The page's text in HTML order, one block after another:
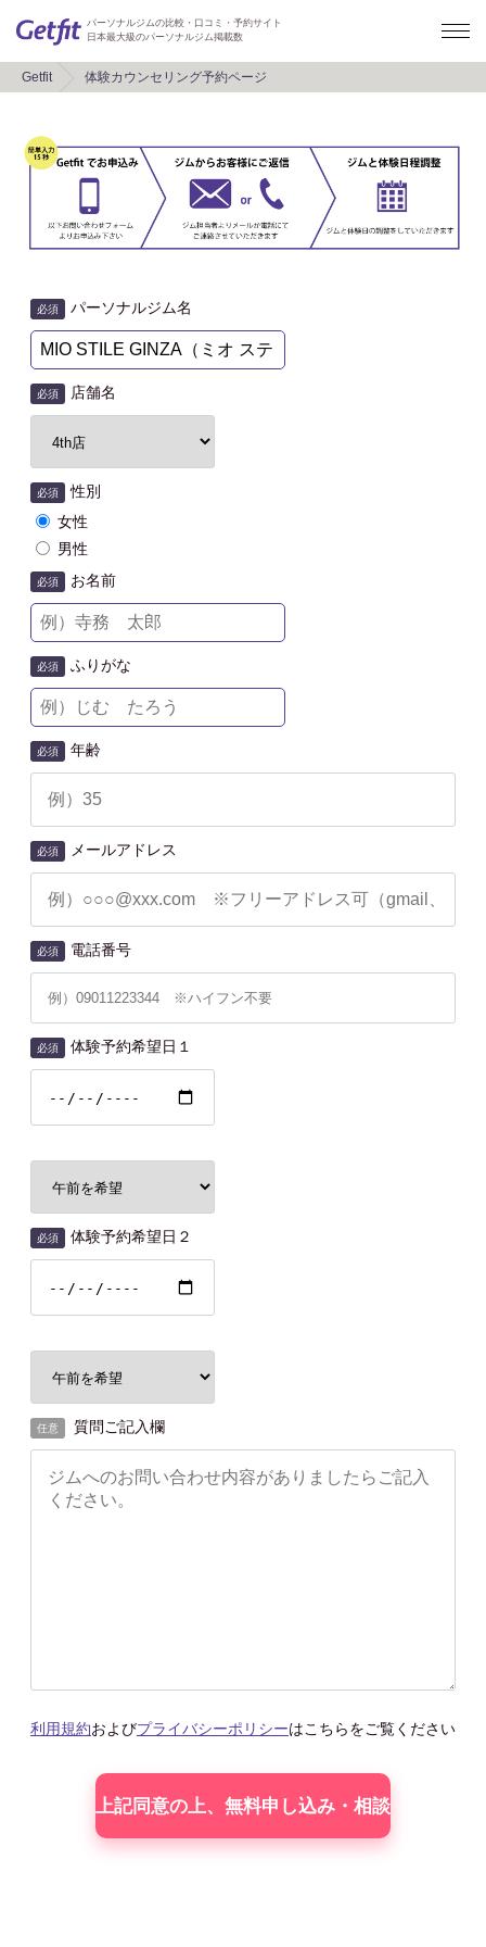
パーソナルジムの比較・口コミ・予約サイト
日本最大級のパーソナルジム掲載数
Getfit 体験カウンセリング予約ページ
必須 パーソナルジム名
必須 店舗名
必須
性別
女性
男性
必須 お名前
必須 ふりがな
必須 年齢
必須 メールアドレス
必須 電話番号
必須 体験予約希望日１
必須 体験予約希望日２
任意 質問ご記入欄
利用規約およびプライバシーポリシーはこちらをご覧ください